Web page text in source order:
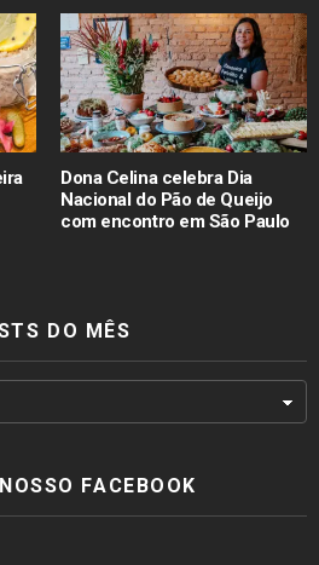
Dona Celina celebra Dia
Nacional do Pão de Queijo
com encontro em São Paulo
DO MÊS
FACEBOOK